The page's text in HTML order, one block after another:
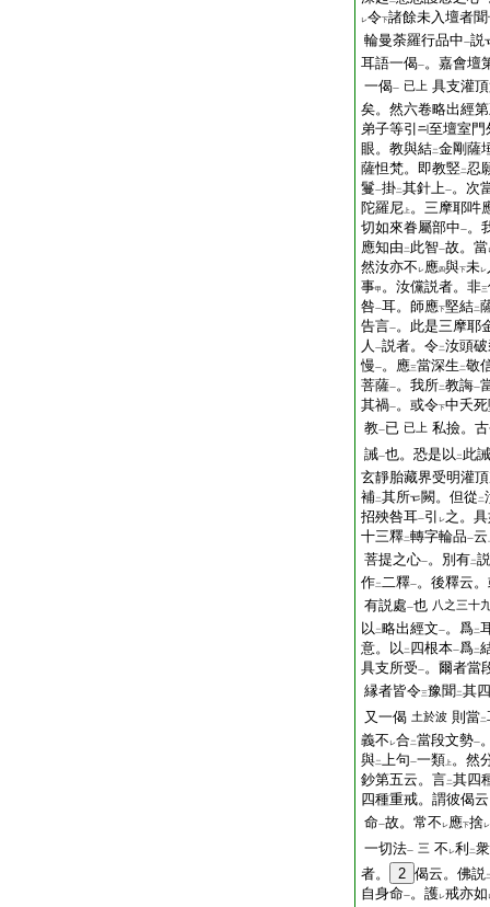
レ令下諸餘未入壇者聞
輪曼荼羅行品中一説
耳語一偈一。嘉會壇
一偈一 已上 具支灌
矣。然六卷略出經
弟子等引
至壇室門
眼。教與結二金剛薩
薩怛梵。即教竪 二忍
鬘一掛二其針上一。次
陀羅尼 上 。三摩耶吽
切如來眷屬部中一。
應知由 二 此智一故。當
然汝亦不 レ應四與下未レ
事甲 。汝儻説者。非三
咎一耳。師應下堅結二
告言一。此是三摩耶
人 一説者。令二汝頭
慢一。應三當深生 二敬
菩薩一。我所二教誨一
其禍一。或令下中夭
教一已 已上 私撿。
誡一也。恐是以 二 此
玄靜胎藏界受明灌
補二其所 闕。但從 二
招殃咎耳一引 レ之。
十三釋二轉字輪品一云
菩提之心一。別有二
作二二釋一。後釋云
有説處一也 八之三十
以 二略出經文一。爲二
意。以 二 四根本一爲二
具支所受一。爾者當
縁者皆令三豫聞 二其
又一偈 土於波 則當二
義不 レ合二當段文勢一
與二上句一一類 上 。然
鈔第五云。言二其四
四種重戒。謂彼偈
命一故。常不 レ應下捨レ
一切法一 三 不 レ利 二
者。
2 偈云。佛説
自身命一。護レ戒亦如